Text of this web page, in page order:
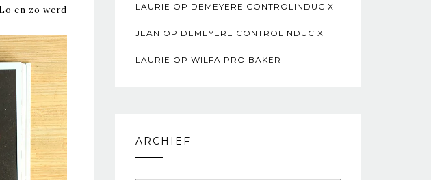
en zo werd
LAURIE OP DEMEYERE CONTROLINDUC X
JEAN OP DEMEYERE CONTROLINDUC X
LAURIE OP WILFA PRO BAKER
ARCHIEF